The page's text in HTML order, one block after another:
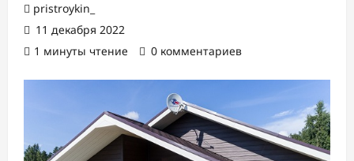
pristroykin_
11 декабря 2022
1 минуты чтение
0 комментариев